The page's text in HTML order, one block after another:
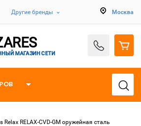
Другие бренды Москва
МАГАЗИН СЕТИ
RELAX-CVD-GM оружейная сталь